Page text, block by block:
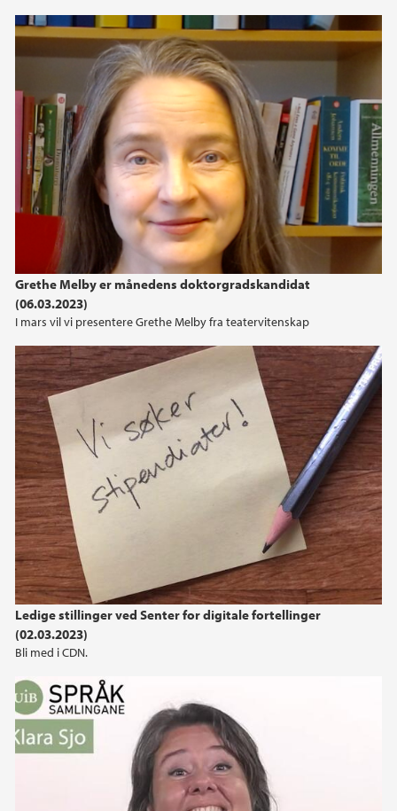
Grethe Melby er månedens doktorgradskandidat
(06.03.2023)
I mars vil vi presentere Grethe Melby fra teatervitenskap
Ledige stillinger ved Senter for digitale fortellinger
(02.03.2023)
Bli med i CDN.